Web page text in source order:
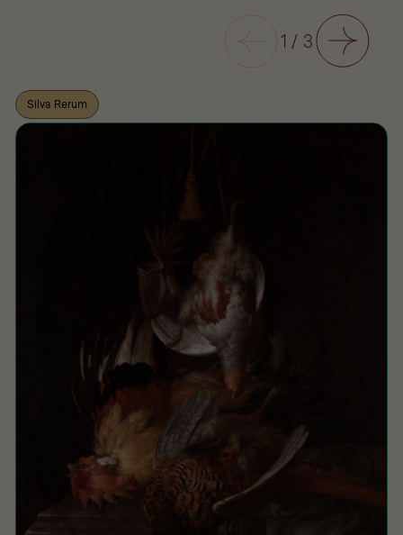
1 / 3 Następny
Silva Rerum